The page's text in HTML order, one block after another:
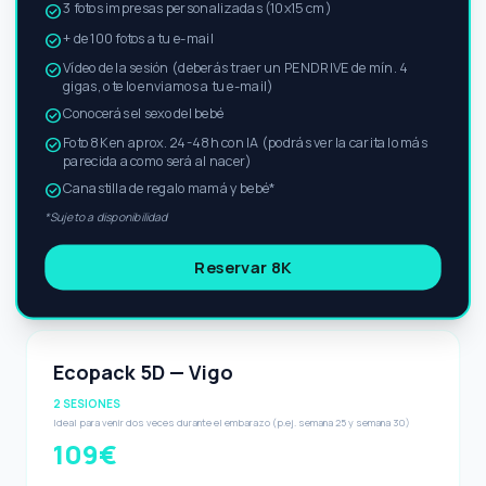
check_circle3 fotos impresas personalizadas (10x15 cm)
check_circle+ de 100 fotos a tu e-mail
check_circleVídeo de la sesión (deberás traer un PENDRIVE de mín. 4
gigas, o te lo enviamos a tu e-mail)
check_circleConocerás el sexo del bebé
check_circleFoto 8K en aprox. 24-48h con IA (podrás ver la carita lo más
parecida a como será al nacer)
check_circleCanastilla de regalo mamá y bebé*
*Sujeto a disponibilidad
Reservar 8K
Ecopack 5D — Vigo
2 SESIONES
Ideal para venir dos veces durante el embarazo (p.ej. semana 25 y semana 30)
109€